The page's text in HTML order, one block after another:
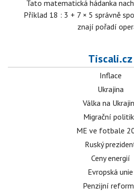
Tato matematická hádanka
Příklad 18 : 3 + 7 × 5 správně
znají pořadí
Tiscali.cz
Inflace
Ukrajina
Válka na
Migrační
ME ve fotbale
Ruský
Ceny energií
Evropská unie
Penzijní